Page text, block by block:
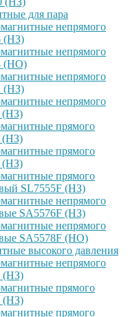
для пара
непрямого
(НЗ)
непрямого
(НО)
непрямого
(НЗ)
непрямого
(НЗ)
прямого
(НЗ)
прямого
(НЗ)
прямого
SL7555F (НЗ)
непрямого
SA5576F (НЗ)
непрямого
SA5578F (НО)
высокого давления
непрямого
(НЗ)
прямого
(НЗ)
прямого